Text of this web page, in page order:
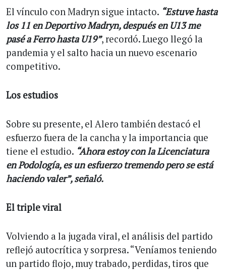
El vínculo con Madryn sigue intacto. “Estuve hasta
los 11 en Deportivo Madryn, después en U13 me
pasé a Ferro hasta U19”, recordó. Luego llegó la
pandemia y el salto hacia un nuevo escenario
competitivo.
Los estudios
Sobre su presente, el Alero también destacó el
esfuerzo fuera de la cancha y la importancia que
tiene el estudio. “Ahora estoy con la Licenciatura
en Podología, es un esfuerzo tremendo pero se está
haciendo valer”, señaló.
El triple viral
Volviendo a la jugada viral, el análisis del partido
reflejó autocrítica y sorpresa. “Veníamos teniendo
un partido flojo, muy trabado, perdidas, tiros que